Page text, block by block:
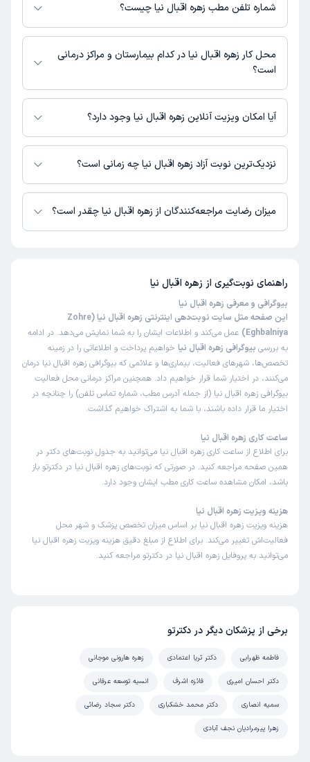
برای دریافت اطلاعات دقیق‌تر، لطفاً با مطب تماس بگیرید.
شماره تلفن مطب زهره اقبال نیا چیست؟
شماره تماس مطب زهره اقبال نیا در حال حاضر در این صفحه ثبت نشده است.
محل کار زهره اقبال نیا در کدام بیمارستان و مراکز درمانی
است؟
اطلاعاتی درباره محل فعالیت زهره اقبال نیا در مراکز درمانی در دسترس نیست.
آیا امکان ویزیت آنلاین زهره اقبال نیا وجود دارد؟
در حال حاضر اطلاعاتی درباره ارائه ویزیت آنلاین توسط زهره اقبال نیا در دسترس
نیست. برای دریافت اطلاعات دقیق‌تر، لطفاً با مطب تماس بگیرید.
نزدیک‌ترین نوبت آزاد زهره اقبال نیا چه زمانی است؟
زمان نوبت‌دهی و پذیرش بیماران با هماهنگی مطب مشخص می‌شود.
میزان رضایت مراجعه‌کنندگان از زهره اقبال نیا چقدر است؟
راهنمای نوبت‌گیری از زهره اقبال نیا
بیوگرافی و معرفی زهره اقبال نیا
این صفحه مثل سایت نوبت‌دهی اینترنتی زهره اقبال نیا (Zohre
Eghbalniya)
عمل می‌کند و اطلاعات ایشان را به شما نمایش می‌دهد. در ادامه
به بررسی بیوگرافی زهره اقبال نیا خواهیم پرداخت و اطلاعاتی را در زمینه
تخصص‌ها، شهرهای فعالیت، بیماری‌ها و علائمی که بیوگرافی زهره اقبال نیا درمان
می‌کنند، در اختیار شما قرار خواهیم داد. همچنین مراکز درمانی محل فعالیت
بیوگرافی زهره اقبال نیا (از جمله آدرس مطب، شماره تماس تلفن) را چنانچه در
اختیار ما قرار داده باشند، با شما به اشتراک خواهیم گذاشت.
ساعت کاری زهره اقبال نیا
برای اطلاع از ساعت کاری زهره اقبال نیا می‌توانید به جدول نوبت‌های دکتر در
همین صفحه مراجعه کنید. در صورتی که نوبت‌های زهره اقبال نیا در دکترتو باز
باشد، امکان مشاهده ساعت کاری مطب ایشان وجود دارد.
هزینه ویزیت زهره اقبال نیا
هزینه ویزیت زهره اقبال نیا بر اساس میزان تخصص پزشک و شهر محل
فعالیت‌اش تغییر می‌کند. برای اطلاع از مبلغ دقیق هزینه ویزیت زهره اقبال نیا
می‌توانید به پروفایل زهره اقبال نیا در دکترتو مراجعه کنید.
برخی از پزشکان دیگر در دکترتو
فاطمه ظهرابی دکتر ثریا اعتمادی زهره هارونی موجانی
دکتر احسان امیری فائزه اشرف انسیه توسعه عرفانی
سمیه انصاری دکتر محمد خشکباری دکتر سجاد رضائی
زهرا پیرمرادیان نجف آبادی